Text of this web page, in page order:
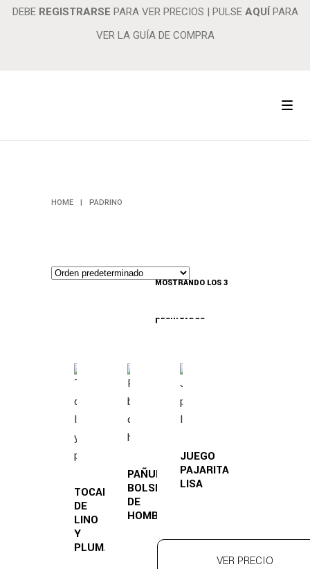
DEBE REGISTRARSE PARA VER PRECIOS | PULSE AQUÍ PARA
VER LA GUÍA DE COMPRA
HOME | PADRINO
MOSTRANDO LOS 3
RESULTADOS
TOCADO
DE
LINO
Y
PLUMA
PAÑUELO
BOLSILLO
DE
HOMBRE
JUEGO
PAJARITA
LISA
VER PRECIO